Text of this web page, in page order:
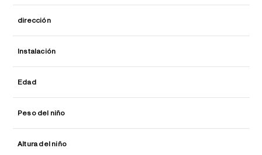
dirección
Instalación
Edad
Peso del niño
Altura del niño